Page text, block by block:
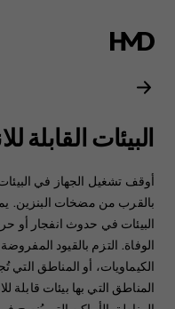
دليل
مستخدم
Nokia
C20
البيئات القابلة
أوقف تشغيل الجهاز في
بالقرب من مضخات البنزين.
البيئات في حدوث انفجار أو
الوفاة. ‏‫التزم بالقيود
الكيماويات، أو المناطق التي
المناطق التي بها بيئات قابلة